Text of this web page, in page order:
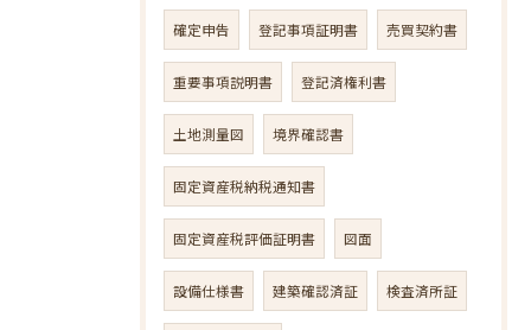
確定申告 登記事項証明書 売買契約書
重要事項説明書 登記済権利書
土地測量図 境界確認書
固定資産税納税通知書
固定資産税評価証明書 図面
設備仕様書 建築確認済証 検査済所証